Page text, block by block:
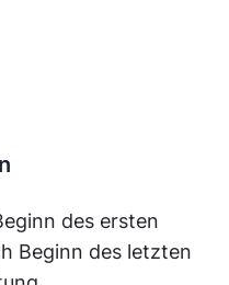
des ersten
Beginn des letzten